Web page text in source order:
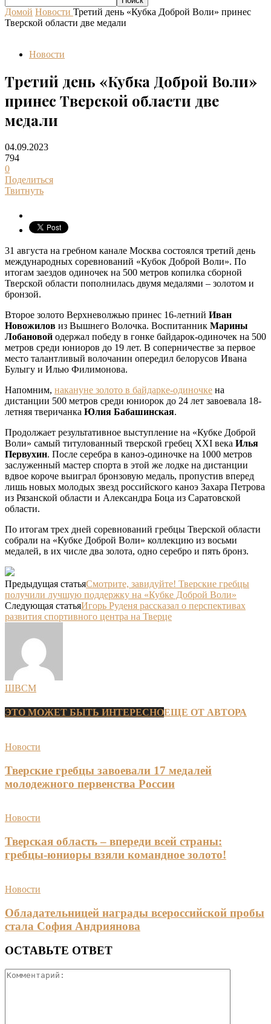
Домой Новости Третий день «Кубка Доброй Воли» принес
Тверской области две медали
Новости
Третий день «Кубка Доброй Воли»
принес Тверской области две
медали
04.09.2023
794
0
Поделиться
Твитнуть
31 августа на гребном канале Москва состоялся третий день
международных соревнований «Кубок Доброй Воли». По
итогам заездов одиночек на 500 метров копилка сборной
Тверской области пополнилась двумя медалями – золотом и
бронзой.
Второе золото Верхневолжью принес 16-летний Иван
Новожилов из Вышнего Волочка. Воспитанник Марины
Лобановой одержал победу в гонке байдарок-одиночек на 500
метров среди юниоров до 19 лет. В соперничестве за первое
место талантливый волочанин опередил белорусов Ивана
Булыгу и Илью Филимонова.
Напомним, накануне золото в байдарке-одиночке на
дистанции 500 метров среди юниорок до 24 лет завоевала 18-
летняя тверичанка Юлия Бабашинская.
Продолжает результативное выступление на «Кубке Доброй
Воли» самый титулованный тверской гребец ХХI века Илья
Первухин. После серебра в каноэ-одиночке на 1000 метров
заслуженный мастер спорта в этой же лодке на дистанции
вдвое короче выиграл бронзовую медаль, пропустив вперед
лишь новых молодых звезд российского каноэ Захара Петрова
из Рязанской области и Александра Боца из Саратовской
области.
По итогам трех дней соревнований гребцы Тверской области
собрали на «Кубке Доброй Воли» коллекцию из восьми
медалей, в их числе два золота, одно серебро и пять бронз.
Предыдущая статьяСмотрите, завидуйте! Тверские гребцы
получили лучшую поддержку на «Кубке Доброй Воли»
Следующая статьяИгорь Руденя рассказал о перспективах
развития спортивного центра на Тверце
ШВСМ
ЭТО МОЖЕТ БЫТЬ ИНТЕРЕСНОЕЩЕ ОТ АВТОРА
Новости
Тверские гребцы завоевали 17 медалей
молодежного первенства России
Новости
Тверская область – впереди всей страны:
гребцы-юниоры взяли командное золото!
Новости
Обладательницей награды всероссийской пробы
стала София Андриянова
ОСТАВЬТЕ ОТВЕТ